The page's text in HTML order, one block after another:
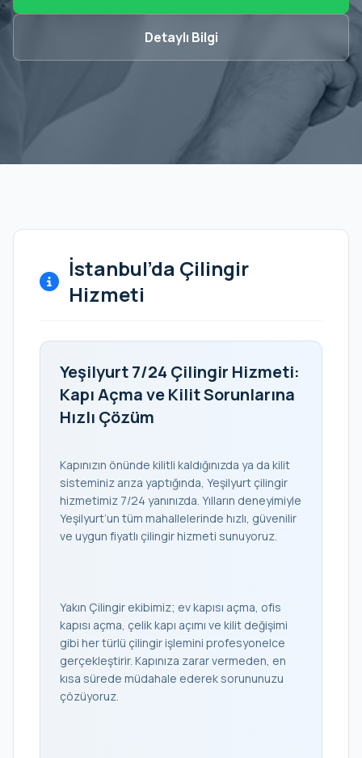
Detaylı Bilgi
İstanbul’da Çilingir
Hizmeti
Yeşilyurt 7/24 Çilingir Hizmeti:
Kapı Açma ve Kilit Sorunlarına
Hızlı Çözüm
Kapınızın önünde kilitli kaldığınızda ya da kilit
sisteminiz arıza yaptığında, Yeşilyurt çilingir
hizmetimiz 7/24 yanınızda. Yılların deneyimiyle
Yeşilyurt’un tüm mahallelerinde hızlı, güvenilir
ve uygun fiyatlı çilingir hizmeti sunuyoruz.
Yakın Çilingir ekibimiz; ev kapısı açma, ofis
kapısı açma, çelik kapı açımı ve kilit değişimi
gibi her türlü çilingir işlemini profesyonelce
gerçekleştirir. Kapınıza zarar vermeden, en
kısa sürede müdahale ederek sorununuzu
çözüyoruz.